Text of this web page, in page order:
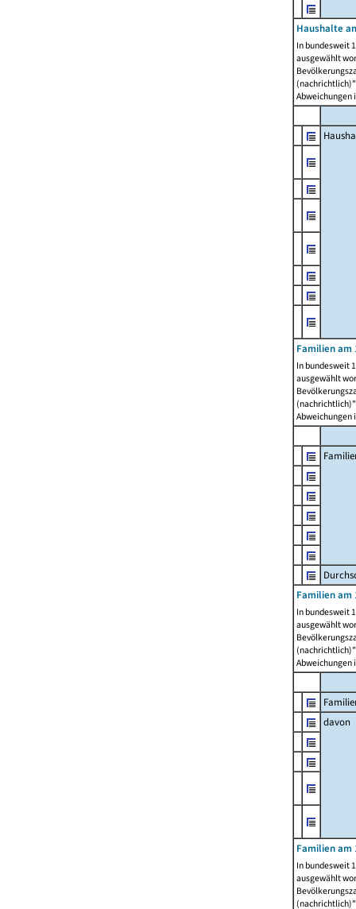
Haushalte
In bundesweit
ausgewählt
Abweichungen
Familien am
In bundesweit
ausgewählt
Abweichungen
Familien am
In bundesweit
ausgewählt
Abweichungen
davon
Familien am
In bundesweit
ausgewählt